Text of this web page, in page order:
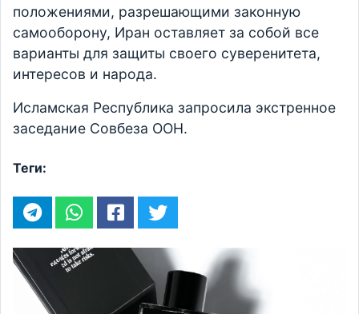
положениями, разрешающими законную
самооборону, Иран оставляет за собой все
варианты для защиты своего суверенитета,
интересов и народа.
Исламская Республика запросила экстренное
заседание Совбеза ООН.
Теги: